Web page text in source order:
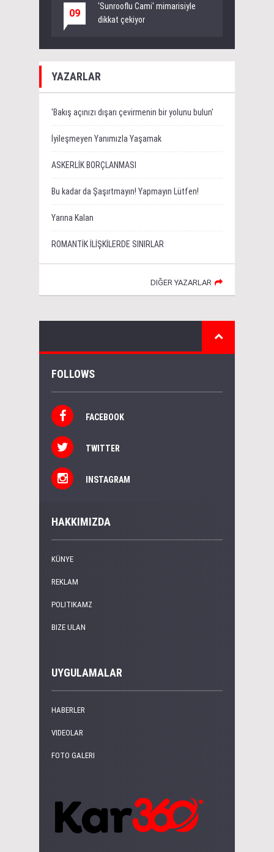
09
'Sunrooflu Cami' mimarisiyle
dikkat çekiyor
YAZARLAR
'Bakış açınızı dışarı çevirmenin bir yolunu bulun'
İyileşmeyen Yanımızla Yaşamak
ASKERLİK BORÇLANMASI
Bu kadar da Şaşırtmayın! Yapmayın Lütfen!
Yarına Kalan
ROMANTİK İLİŞKİLERDE SINIRLAR
DIĞER YAZARLAR
FOLLOWS
FACEBOOK
TWITTER
INSTAGRAM
HAKKIMIZDA
KÜNYE
REKLAM
POLITIKAMZ
BIZE ULAN
UYGULAMALAR
HABERLER
VIDEOLAR
FOTO GALERI